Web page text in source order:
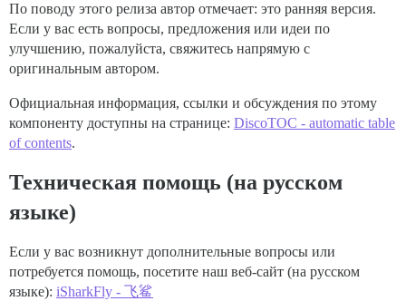
По поводу этого релиза автор отмечает: это ранняя версия.
Если у вас есть вопросы, предложения или идеи по
улучшению, пожалуйста, свяжитесь напрямую с
оригинальным автором.
Официальная информация, ссылки и обсуждения по этому
компоненту доступны на странице: DiscoTOC - automatic table
of contents.
Техническая помощь (на русском
языке)
Если у вас возникнут дополнительные вопросы или
потребуется помощь, посетите наш веб-сайт (на русском
языке): iSharkFly - 飞鲨